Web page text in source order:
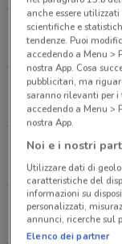
Via
92 m
Piazza
121 m
Via Carlo
441 m
Via di
718 m
anche essere
scientifiche e
tendenze. Puoi
accedendo a Menu >
nostra App. Cosa
pubblicitari, ma
saranno rilevanti per i
accedendo a Menu >
nostra App.
Noi e i nostri
Utilizzare dati di
caratteristiche del
informazioni su
personalizzati,
annunci, ricerche sul
Elenco dei partner